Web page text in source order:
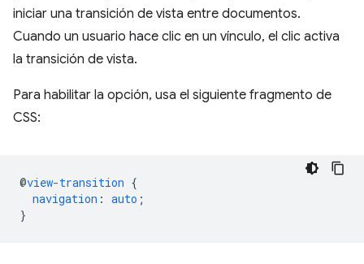
iniciar una transición de vista entre documentos.
Cuando un usuario hace clic en un vínculo, el clic activa
la transición de vista.
Para habilitar la opción, usa el siguiente fragmento de
CSS:
@view-transition {
navigation : auto ;
}